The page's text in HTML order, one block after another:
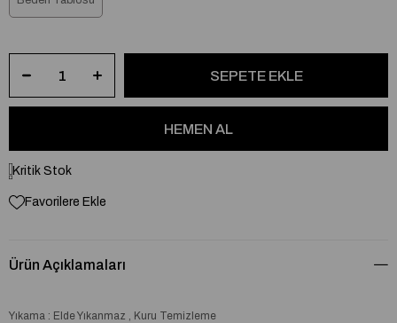
Kritik Stok
Favorilere Ekle
Ürün Açıklamaları
Yıkama : Elde Yıkanmaz , Kuru Temizleme